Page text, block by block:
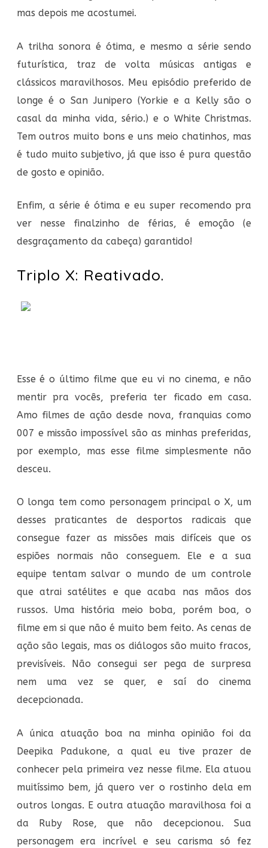
mas depois me acostumei.
A trilha sonora é ótima, e mesmo a série sendo
futurística, traz de volta músicas antigas e
clássicos maravilhosos. Meu episódio preferido de
longe é o San Junipero (Yorkie e a Kelly são o
casal da minha vida, sério.) e o White Christmas.
Tem outros muito bons e uns meio chatinhos, mas
é tudo muito subjetivo, já que isso é pura questão
de gosto e opinião.
Enfim, a série é ótima e eu super recomendo pra
ver nesse finalzinho de férias, é emoção (e
desgraçamento da cabeça) garantido!
Triplo X: Reativado.
Esse é o último filme que eu vi no cinema, e não
mentir pra vocês, preferia ter ficado em casa.
Amo filmes de ação desde nova, franquias como
007 e missão impossível são as minhas preferidas,
por exemplo, mas esse filme simplesmente não
desceu.
O longa tem como personagem principal o X, um
desses praticantes de desportos radicais que
consegue fazer as missões mais difíceis que os
espiões normais não conseguem. Ele e a sua
equipe tentam salvar o mundo de um controle
que atrai satélites e que acaba nas mãos dos
russos. Uma história meio boba, porém boa, o
filme em si que não é muito bem feito. As cenas de
ação são legais, mas os diálogos são muito fracos,
previsíveis. Não consegui ser pega de surpresa
nem uma vez se quer, e saí do cinema
decepcionada.
A única atuação boa na minha opinião foi da
Deepika Padukone, a qual eu tive prazer de
conhecer pela primeira vez nesse filme. Ela atuou
muitíssimo bem, já quero ver o rostinho dela em
outros longas. E outra atuação maravilhosa foi a
da Ruby Rose, que não decepcionou. Sua
personagem era incrível e seu carisma só fez